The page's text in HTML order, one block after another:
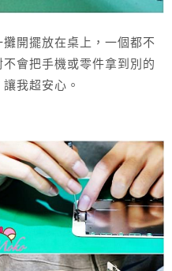
開擺放在桌上，一個都不
會把手機或零件拿到別的
我超安心。